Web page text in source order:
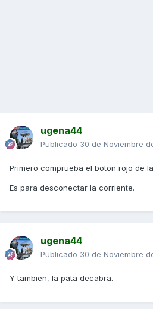
ugena44
Publicado 30 de Noviembre
Primero comprueba el boton rojo de
Es para desconectar la corriente.
ugena44
Publicado 30 de Noviembre
Y tambien, la pata decabra.